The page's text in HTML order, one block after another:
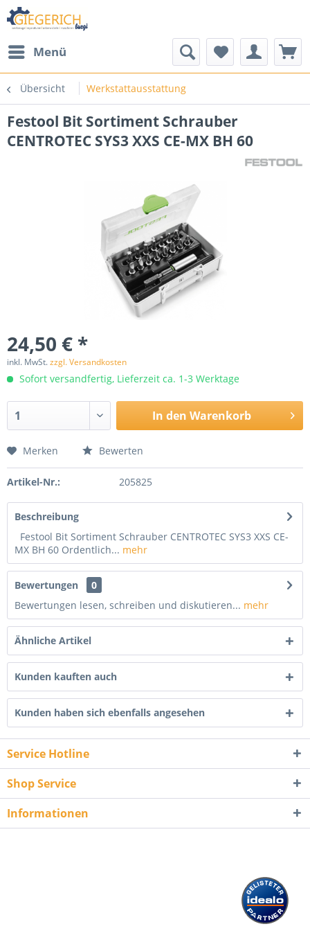
Menü
Übersicht Werkstattausstattung
Festool Bit Sortiment Schrauber
CENTROTEC SYS3 XXS CE-MX BH 60
24,50 € *
inkl. MwSt.zzgl. Versandkosten
Sofort versandfertig, Lieferzeit ca. 1-3 Werktage
In den Warenkorb
Merken Bewerten
Artikel-Nr.: 205825
Beschreibung
Festool Bit Sortiment Schrauber CENTROTEC SYS3 XXS CE-
MX BH 60 Ordentlich... mehr
Bewertungen
0
Bewertungen lesen, schreiben und diskutieren... mehr
Ähnliche Artikel
Kunden kauften auch
Kunden haben sich ebenfalls angesehen
Service Hotline
Shop Service
Informationen